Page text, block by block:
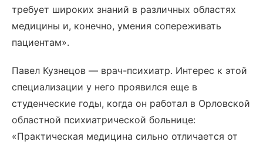
требует широких знаний в различных областях
медицины и, конечно, умения сопереживать
пациентам».
Павел Кузнецов — врач-психиатр. Интерес к этой
специализации у него проявился еще в
студенческие годы, когда он работал в Орловской
областной психиатрической больнице:
«Практическая медицина сильно отличается от